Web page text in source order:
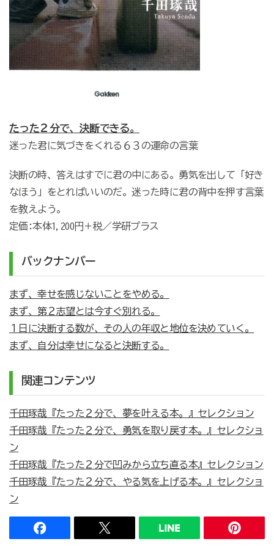
たった２分で、決断できる。
迷った君に気づきをくれる６３の運命の言葉
決断の時、答えはすでに君の中にある。勇気を出して「好き
なほう」をとればいいのだ。迷った時に君の背中を押す言葉
を教えよう。
定価:本体1,200円＋税／学研プラス
バックナンバー
まず、幸せを感じないことをやめる。
まず、第２志望とは今すぐ別れる。
１日に決断する数が、その人の年収と地位を決めていく。
まず、自分は幸せになると決断する。
関連コンテンツ
千田琢哉『たった２分で、夢を叶える本。』セレクション
千田琢哉『たった２分で、勇気を取り戻す本。』セレクショ
ン
千田琢哉『たった２分で凹みから立ち直る本』セレクション
千田琢哉『たった２分で、やる気を上げる本。』セレクショ
ン